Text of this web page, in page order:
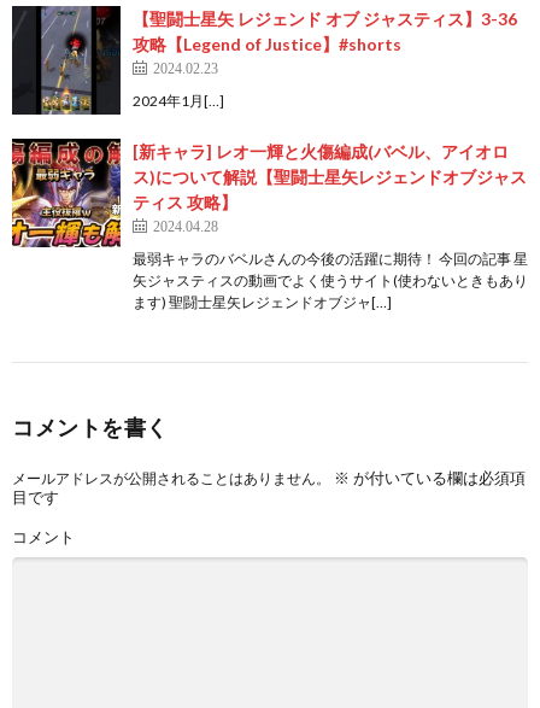
【聖闘士星矢 レジェンド オブ ジャスティス】3-36
攻略【Legend of Justice】#shorts
2024.02.23
2024年1月[…]
[新キャラ] レオ一輝と火傷編成(バベル、アイオロ
ス)について解説【聖闘士星矢レジェンドオブジャス
ティス 攻略】
2024.04.28
最弱キャラのバベルさんの今後の活躍に期待！ 今回の記事 星
矢ジャスティスの動画でよく使うサイト(使わないときもあり
ます) 聖闘士星矢レジェンドオブジャ[…]
コメントを書く
メールアドレスが公開されることはありません。 ※ が付いている欄は必須項
目です
コメント